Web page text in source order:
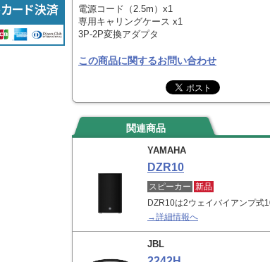
電源コード（2.5m）x1
専用キャリングケース x1
3P-2P変換アダプタ
この商品に関するお問い合わせ
関連商品
YAMAHA
DZR10
スピーカー 新品
DZR10は2ウェイバイアンプ
→詳細情報へ
JBL